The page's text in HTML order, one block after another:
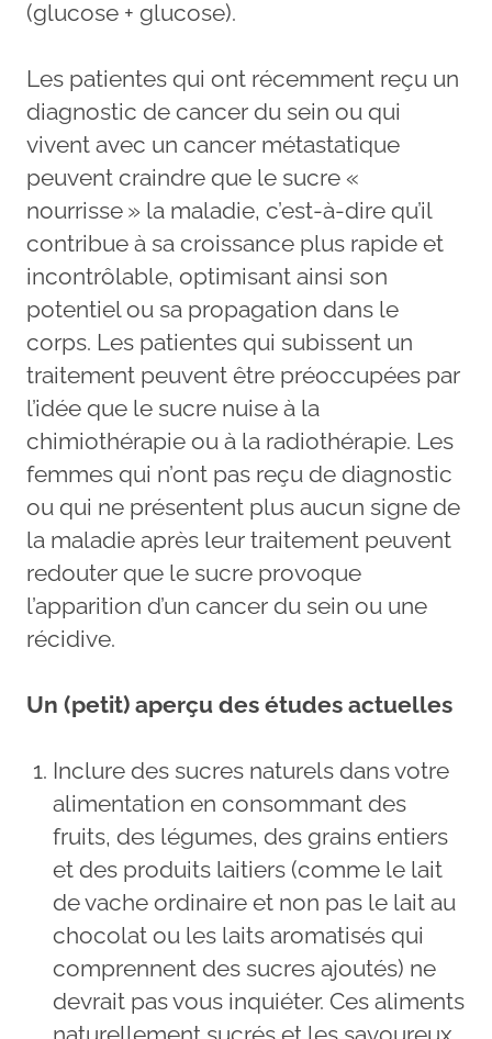
(glucose + glucose).
Les patientes qui ont récemment reçu un
diagnostic de cancer du sein ou qui
vivent avec un cancer métastatique
peuvent craindre que le sucre «
nourrisse » la maladie, c’est-à-dire qu’il
contribue à sa croissance plus rapide et
incontrôlable, optimisant ainsi son
potentiel ou sa propagation dans le
corps. Les patientes qui subissent un
traitement peuvent être préoccupées par
l’idée que le sucre nuise à la
chimiothérapie ou à la radiothérapie. Les
femmes qui n’ont pas reçu de diagnostic
ou qui ne présentent plus aucun signe de
la maladie après leur traitement peuvent
redouter que le sucre provoque
l’apparition d’un cancer du sein ou une
récidive.
Un (petit) aperçu des études actuelles
Inclure des sucres naturels dans votre
alimentation en consommant des
fruits, des légumes, des grains entiers
et des produits laitiers (comme le lait
de vache ordinaire et non pas le lait au
chocolat ou les laits aromatisés qui
comprennent des sucres ajoutés) ne
devrait pas vous inquiéter. Ces aliments